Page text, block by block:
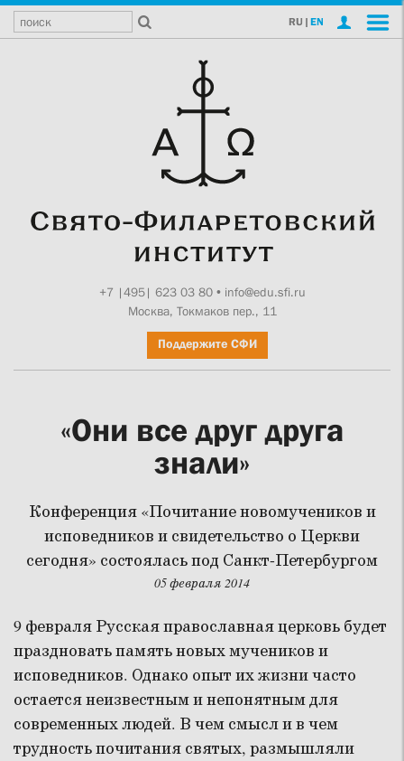
RU | EN
+7 |495| 623 03 80• info@edu.sfi.ru
Москва, Токмаков пер., 11
Поддержите СФИ
«Они все друг друга
знали»
Конференция «Почитание новомучеников и
исповедников и свидетельство о Церкви
сегодня» состоялась под Санкт-Петербургом
05 февраля 2014
9 февраля Русская православная церковь будет
праздновать память новых мучеников и
исповедников. Однако опыт их жизни часто
остается неизвестным и непонятным для
современных людей. В чем смысл и в чем
трудность почитания святых, размышляли